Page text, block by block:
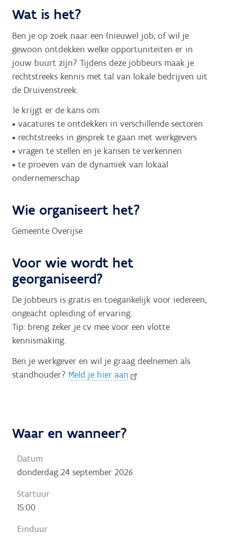
Wat is het?
Ben je op zoek naar een (nieuwe) job, of wil je
gewoon ontdekken welke opportuniteiten er in
jouw buurt zijn? Tijdens deze jobbeurs maak je
rechtstreeks kennis met tal van lokale bedrijven uit
de Druivenstreek.
Je krijgt er de kans om:
• vacatures te ontdekken in verschillende sectoren
• rechtstreeks in gesprek te gaan met werkgevers
• vragen te stellen en je kansen te verkennen
• te proeven van de dynamiek van lokaal
ondernemerschap
Wie organiseert het?
Gemeente Overijse
Voor wie wordt het
georganiseerd?
De jobbeurs is gratis en toegankelijk voor iedereen,
ongeacht opleiding of ervaring.
Tip: breng zeker je cv mee voor een vlotte
kennismaking.
Ben je werkgever en wil je graag deelnemen als
standhouder? Meld je hier aan
Waar en wanneer?
donderdag 24 september 2026
15:00